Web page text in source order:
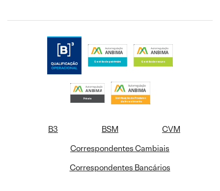
B3 BSM
CVM
Correspondentes Cambiais
Correspondentes Bancários